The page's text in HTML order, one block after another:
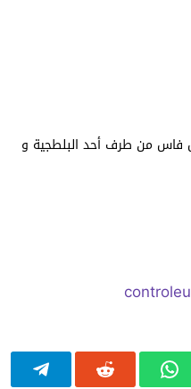
فاس من طرف أحد البلطجية و